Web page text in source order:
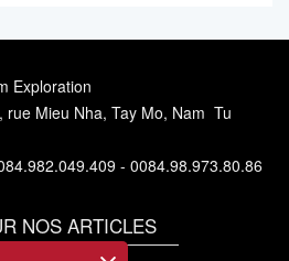
Exploration
rue Mieu Nha, Tay Mo, Nam Tu
- 0084.98.973.80.86
NOS ARTICLES